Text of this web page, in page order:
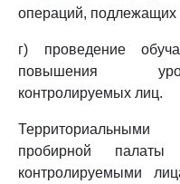
операций, подлежащих
г) проведение
повышения
контролируемых лиц.
пробирной
контролируемыми